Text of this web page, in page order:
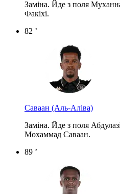
Заміна. Йде з поля
Факіхі.
82 ’
Саваан (Аль-Аліва)
Заміна. Йде з поля
Мохаммад Саваан.
89 ’